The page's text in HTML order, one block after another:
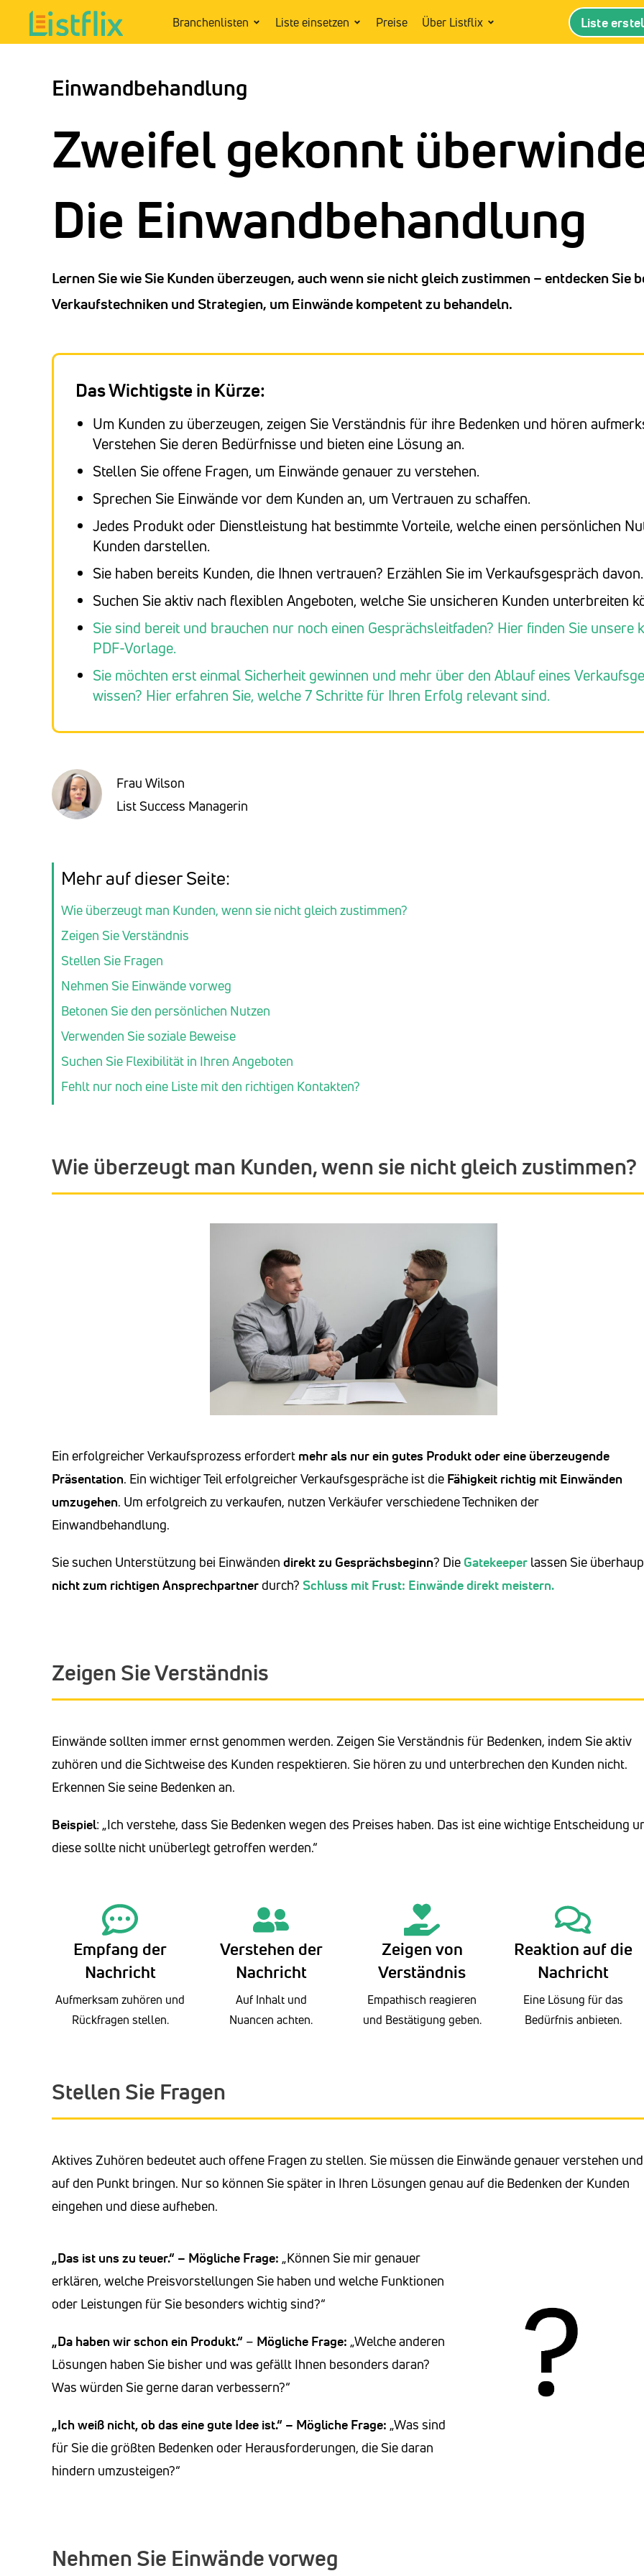
Branchenlisten Liste einsetzen Preise Über Listflix Liste
Einwandbehandlung
Zweifel gekonnt
Die Einwandbehandlung
Lernen Sie wie Sie Kunden überzeugen, auch wenn sie nicht gleich zustimmen – entdecken Sie
Verkaufstechniken und Strategien, um Einwände kompetent zu behandeln.
Das Wichtigste in Kürze:
Um Kunden zu überzeugen, zeigen Sie Verständnis für ihre Bedenken und hören
Verstehen Sie deren Bedürfnisse und bieten eine Lösung an.
Stellen Sie offene Fragen, um Einwände genauer zu verstehen.
Sprechen Sie Einwände vor dem Kunden an, um Vertrauen zu schaffen.
Jedes Produkt oder Dienstleistung hat bestimmte Vorteile, welche einen persönlichen
Kunden darstellen.
Sie haben bereits Kunden, die Ihnen vertrauen? Erzählen Sie im Verkaufsgespräch davon.
Suchen Sie aktiv nach flexiblen Angeboten, welche Sie unsicheren Kunden unterbreiten
Sie sind bereit und brauchen nur noch einen Gesprächsleitfaden? Hier finden Sie unsere
PDF-Vorlage.
Sie möchten erst einmal Sicherheit gewinnen und mehr über den Ablauf eines
wissen? Hier erfahren Sie, welche 7 Schritte für Ihren Erfolg relevant sind.
Frau Wilson
List Success Managerin
Mehr auf dieser Seite:
Wie überzeugt man Kunden, wenn sie nicht gleich zustimmen?
Zeigen Sie Verständnis
Stellen Sie Fragen
Nehmen Sie Einwände vorweg
Betonen Sie den persönlichen Nutzen
Verwenden Sie soziale Beweise
Suchen Sie Flexibilität in Ihren Angeboten
Fehlt nur noch eine Liste mit den richtigen Kontakten?
Wie überzeugt man Kunden, wenn sie nicht gleich zustimmen?
Ein erfolgreicher Verkaufsprozess erfordert mehr als nur ein gutes Produkt oder eine überzeugende
Präsentation. Ein wichtiger Teil erfolgreicher Verkaufsgespräche ist die Fähigkeit richtig mit Einwänden
umzugehen. Um erfolgreich zu verkaufen, nutzen Verkäufer verschiedene Techniken der
Einwandbehandlung.
Sie suchen Unterstützung bei Einwänden direkt zu Gesprächsbeginn? Die Gatekeeper lassen Sie
nicht zum richtigen Ansprechpartnerdurch? Schluss mit Frust: Einwände direkt meistern.
Zeigen Sie Verständnis
Einwände sollten immer ernst genommen werden. Zeigen Sie Verständnis für Bedenken, indem Sie aktiv
zuhören und die Sichtweise des Kunden respektieren. Sie hören zu und unterbrechen den Kunden nicht.
Erkennen Sie seine Bedenken an.
Beispiel: „Ich verstehe, dass Sie Bedenken wegen des Preises haben. Das ist eine wichtige Entscheidung
diese sollte nicht unüberlegt getroffen werden.“
Empfang der
Nachricht
Aufmerksam zuhören und
Rückfragen stellen.
Verstehen der
Nachricht
Auf Inhalt und
Nuancen achten.
Zeigen von
Verständnis
Empathisch reagieren
und Bestätigung geben.
Reaktion auf die
Nachricht
Eine Lösung für das
Bedürfnis anbieten.
Stellen Sie Fragen
Aktives Zuhören bedeutet auch offene Fragen zu stellen. Sie müssen die Einwände genauer verstehen und
auf den Punkt bringen. Nur so können Sie später in Ihren Lösungen genau auf die Bedenken der Kunden
eingehen und diese aufheben.
„Das ist uns zu teuer.“ – Mögliche Frage: „Können Sie mir genauer
erklären, welche Preisvorstellungen Sie haben und welche Funktionen
oder Leistungen für Sie besonders wichtig sind?“
„Da haben wir schon ein Produkt.“ – Mögliche Frage: „Welche anderen
Lösungen haben Sie bisher und was gefällt Ihnen besonders daran?
Was würden Sie gerne daran verbessern?“
„Ich weiß nicht, ob das eine gute Idee ist.“ – Mögliche Frage: „Was sind
für Sie die größten Bedenken oder Herausforderungen, die Sie daran
hindern umzusteigen?“
Nehmen Sie Einwände vorweg